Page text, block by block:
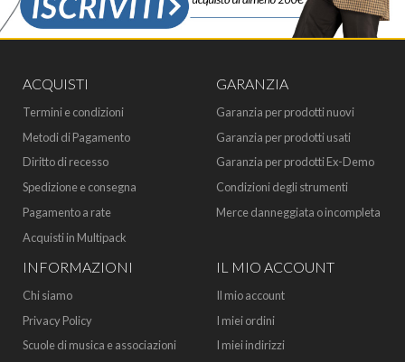
ACQUISTI
Termini e condizioni
Metodi di Pagamento
Diritto di recesso
Spedizione e consegna
Pagamento a rate
Acquisti in Multipack
GARANZIA
Garanzia per prodotti nuovi
Garanzia per prodotti usati
Garanzia per prodotti Ex-Demo
Condizioni degli strumenti
Merce danneggiata o incompleta
INFORMAZIONI
Chi siamo
Privacy Policy
Scuole di musica e associazioni
IL MIO ACCOUNT
Il mio account
I miei ordini
I miei indirizzi